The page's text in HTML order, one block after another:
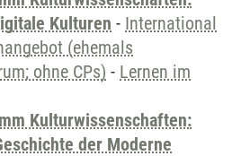
Kulturen - International
(ehemals
ohne CPs) - Lernen im
Kulturwissenschaften:
der Moderne